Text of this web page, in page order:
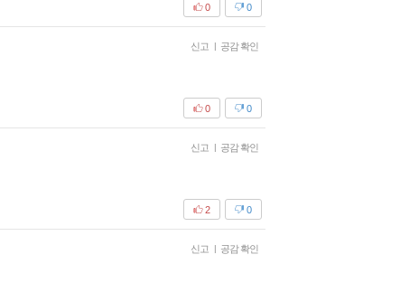
0
0
신고 | 공감 확인
0
0
신고 | 공감 확인
0
2
신고 | 공감 확인